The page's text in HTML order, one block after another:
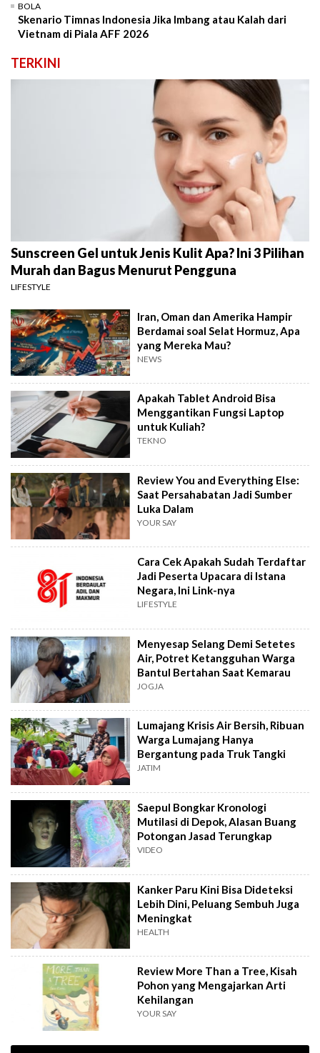
BOLA
Skenario Timnas Indonesia Jika Imbang atau Kalah dari
Vietnam di Piala AFF 2026
TERKINI
Sunscreen Gel untuk Jenis Kulit Apa? Ini 3 Pilihan
Murah dan Bagus Menurut Pengguna
LIFESTYLE
Iran, Oman dan Amerika Hampir
Berdamai soal Selat Hormuz, Apa
yang Mereka Mau?
NEWS
Apakah Tablet Android Bisa
Menggantikan Fungsi Laptop
untuk Kuliah?
TEKNO
Review You and Everything Else:
Saat Persahabatan Jadi Sumber
Luka Dalam
YOUR SAY
Cara Cek Apakah Sudah Terdaftar
Jadi Peserta Upacara di Istana
Negara, Ini Link-nya
LIFESTYLE
Menyesap Selang Demi Setetes
Air, Potret Ketangguhan Warga
Bantul Bertahan Saat Kemarau
JOGJA
Lumajang Krisis Air Bersih, Ribuan
Warga Lumajang Hanya
Bergantung pada Truk Tangki
JATIM
Saepul Bongkar Kronologi
Mutilasi di Depok, Alasan Buang
Potongan Jasad Terungkap
VIDEO
Kanker Paru Kini Bisa Dideteksi
Lebih Dini, Peluang Sembuh Juga
Meningkat
HEALTH
Review More Than a Tree, Kisah
Pohon yang Mengajarkan Arti
Kehilangan
YOUR SAY